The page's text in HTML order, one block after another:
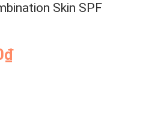
Skin SPF